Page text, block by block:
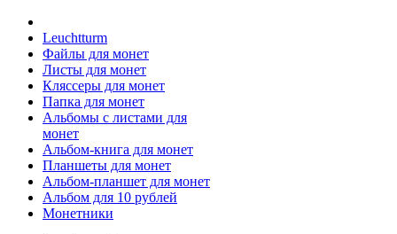
Leuchtturm
Файлы для монет
Листы для монет
Кляссеры для монет
Папка для монет
Альбомы с листами для
монет
Альбом-книга для монет
Планшеты для монет
Альбом-планшет для монет
Альбом для 10 рублей
Монетники